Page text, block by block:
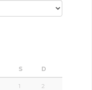
S D
1 2